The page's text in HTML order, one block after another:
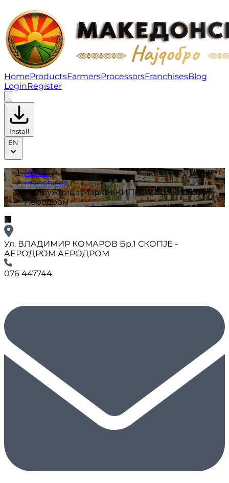
Подружница Маркет КИППЕР бр. 80 Скопје -
HomeProductsFarmersProcessorsFranchisesBlog
LoginRegister
Install
EN
Home/
Franchises/
Подружница Маркет КИППЕР бр. 80 Скопје -
Аеродром
🏢
Ул. ВЛАДИМИР КОМАРОВ Бр.1 СКОПЈЕ -
АЕРОДРОМ АЕРОДРОМ
076 447744